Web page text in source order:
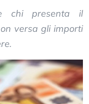
chi presenta il
versa gli importi